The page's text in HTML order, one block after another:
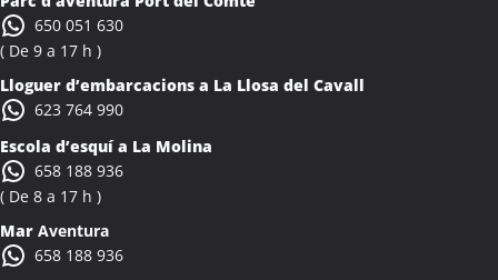
Colònies Escolars Albons
Activitats Teambuilding Empreses Alcalà de Xivert
Colònies Escolars Alcalà de Xivert
Activitats Família Amics Alcanar
Colònies Escolars Alcanar
Activitats Família Amics Alcanó
650 051 630
( De 9 a 17 h )
Lloguer d’embarcacions a La Llosa del Cavall
623 764 990
Escola d’esquí a La Molina
658 188 936
( De 8 a 17 h )
Mar Aventura
658 188 936